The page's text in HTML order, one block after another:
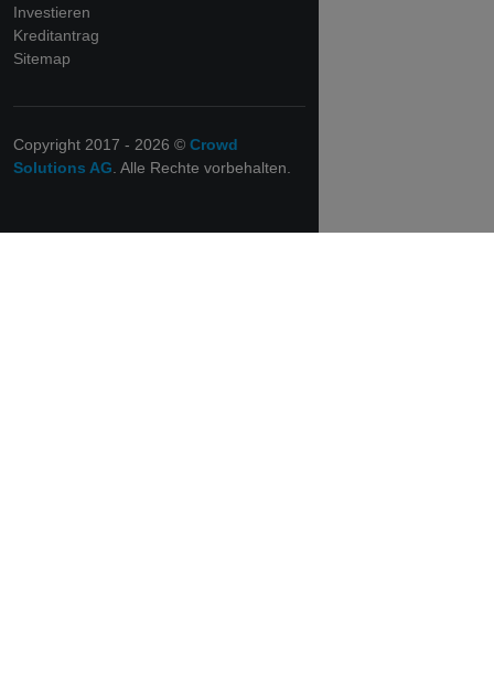
Investieren
Kreditantrag
Sitemap
Copyright 2017 - 2026 © Crowd
Solutions AG. Alle Rechte vorbehalten.